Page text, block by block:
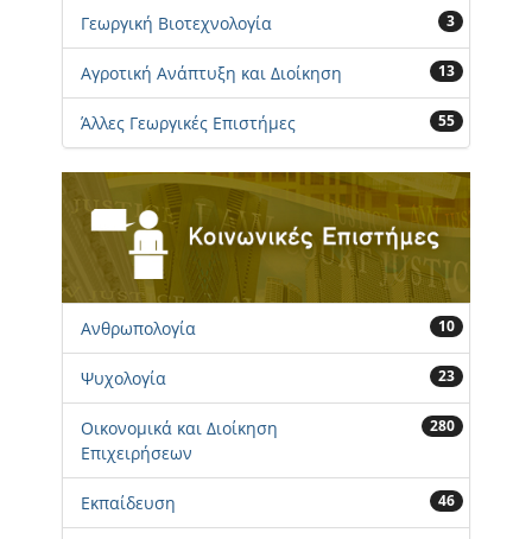
Γεωργική Βιοτεχνολογία 3
Αγροτική Ανάπτυξη και Διοίκηση 13
Άλλες Γεωργικές Επιστήμες 55
Ανθρωπολογία 10
Ψυχολογία 23
Οικονομικά και Διοίκηση
Επιχειρήσεων
280
Εκπαίδευση 46